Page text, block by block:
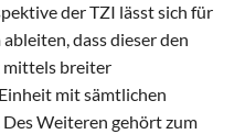
der TZI lässt sich für
dass dieser den
mittels breiter
mit sämtlichen
Weiteren gehört zum